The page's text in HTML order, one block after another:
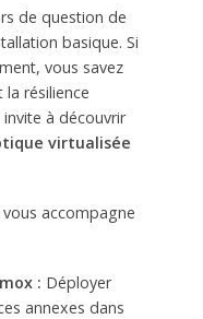
de question de
basique. Si
vous savez
résilience
à découvrir
virtualisée
accompagne
: Déployer
annexes dans